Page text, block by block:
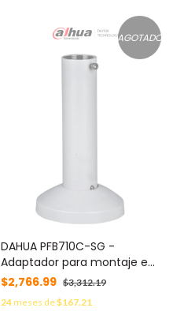
AGOTADO
DAHUA PFB710C-SG -
Adaptador para montaje en
techo compatible con
cámaras PTZ PSDW81642M
#XCDAHUA
$2,766.99 $3,312.19
24meses de$167.21